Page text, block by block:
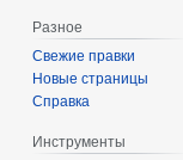
Разное
Свежие правки
Новые страницы
Справка
Инструменты